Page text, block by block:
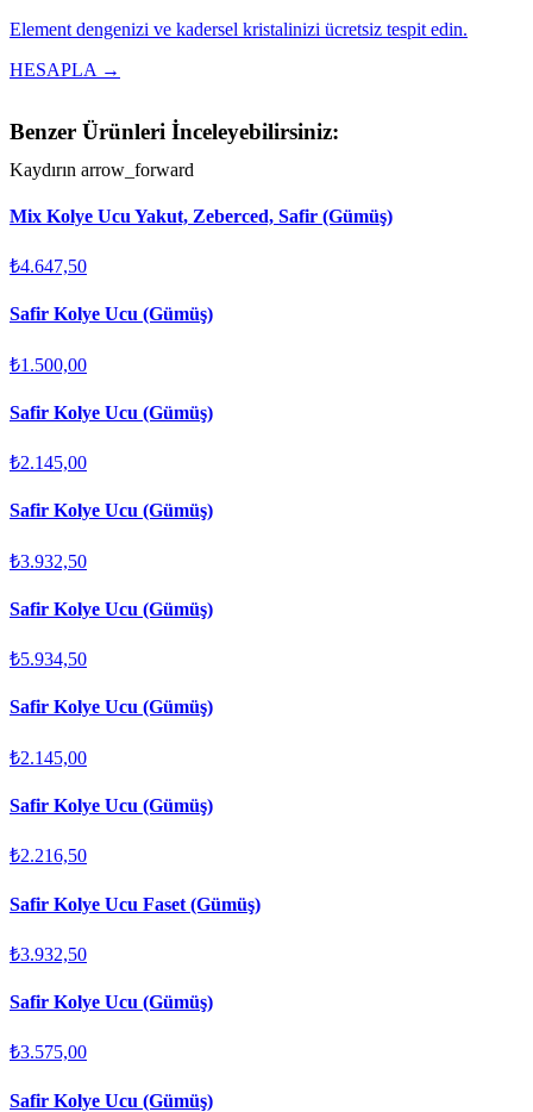
Element dengenizi ve kadersel kristalinizi ücretsiz tespit edin.
HESAPLA →
Benzer Ürünleri İnceleyebilirsiniz:
Kaydırın arrow_forward
Mix Kolye Ucu Yakut, Zeberced, Safir (Gümüş)
₺4.647,50
Safir Kolye Ucu (Gümüş)
₺1.500,00
Safir Kolye Ucu (Gümüş)
₺2.145,00
Safir Kolye Ucu (Gümüş)
₺3.932,50
Safir Kolye Ucu (Gümüş)
₺5.934,50
Safir Kolye Ucu (Gümüş)
₺2.145,00
Safir Kolye Ucu (Gümüş)
₺2.216,50
Safir Kolye Ucu Faset (Gümüş)
₺3.932,50
Safir Kolye Ucu (Gümüş)
₺3.575,00
Safir Kolye Ucu (Gümüş)